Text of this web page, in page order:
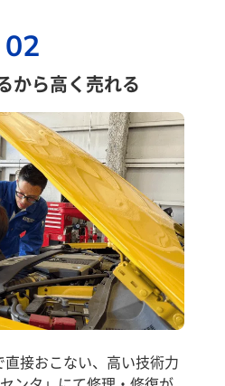
02
から高く売れる
接おこない、高い技術力